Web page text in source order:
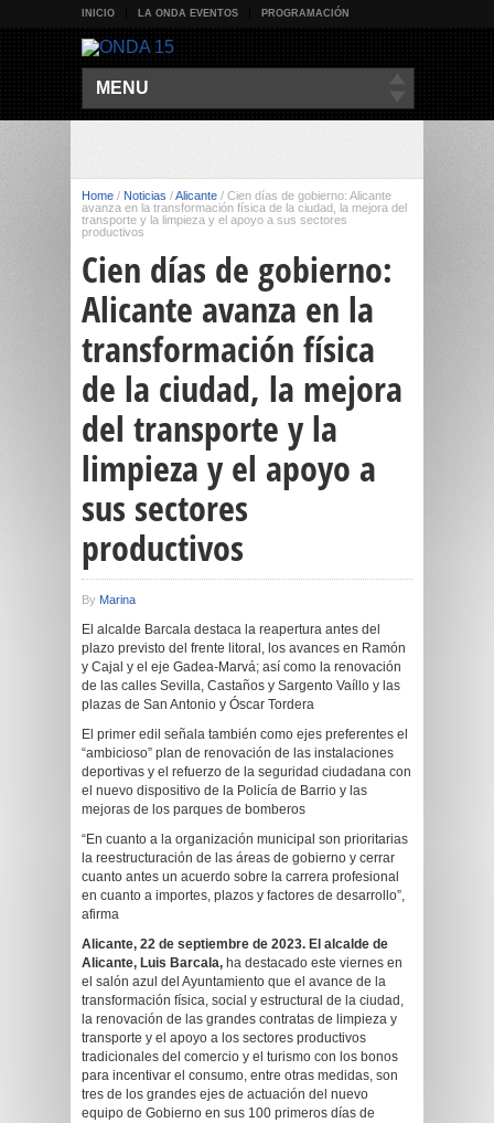
INICIO LA ONDA EVENTOS PROGRAMACIÓN
MENU
Home / Noticias /Alicante / Cien días de gobierno: Alicante
avanza en la transformación física de la ciudad, la mejora del
transporte y la limpieza y el apoyo a sus sectores
productivos
Cien días de gobierno:
Alicante avanza en la
transformación física
de la ciudad, la mejora
del transporte y la
limpieza y el apoyo a
sus sectores
productivos
By Marina
El alcalde Barcala destaca la reapertura antes del
plazo previsto del frente litoral, los avances en Ramón
y Cajal y el eje Gadea-Marvá; así como la renovación
de las calles Sevilla, Castaños y Sargento Vaíllo y las
plazas de San Antonio y Óscar Tordera
El primer edil señala también como ejes preferentes el
“ambicioso” plan de renovación de las instalaciones
deportivas y el refuerzo de la seguridad ciudadana con
el nuevo dispositivo de la Policía de Barrio y las
mejoras de los parques de bomberos
“En cuanto a la organización municipal son prioritarias
la reestructuración de las áreas de gobierno y cerrar
cuanto antes un acuerdo sobre la carrera profesional
en cuanto a importes, plazos y factores de desarrollo”,
afirma
Alicante, 22 de septiembre de 2023. El alcalde de
Alicante, Luis Barcala, ha destacado este viernes en
el salón azul del Ayuntamiento que el avance de la
transformación física, social y estructural de la ciudad,
la renovación de las grandes contratas de limpieza y
transporte y el apoyo a los sectores productivos
tradicionales del comercio y el turismo con los bonos
para incentivar el consumo, entre otras medidas, son
tres de los grandes ejes de actuación del nuevo
equipo de Gobierno en sus 100 primeros días de